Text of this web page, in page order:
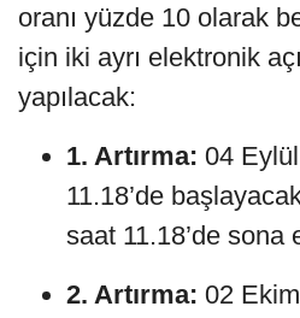
oranı yüzde 10 olarak
için iki ayrı elektronik
yapılacak:
1. Artırma: 04
11.18’de
saat 11.18’de sona
2. Artırma: 02